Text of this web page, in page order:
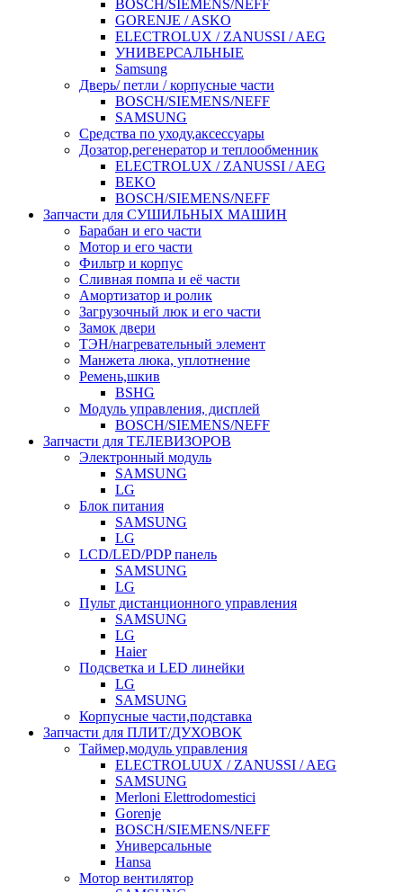
BOSCH/SIEMENS/NEFF
GORENJE / ASKO
ELECTROLUX / ZANUSSI / AEG
УНИВЕРСАЛЬНЫЕ
Samsung
Дверь/ петли / корпусные части
BOSCH/SIEMENS/NEFF
SAMSUNG
Средства по уходу,аксессуары
Дозатор,регенератор и теплообменник
ELECTROLUX / ZANUSSI / AEG
BEKO
BOSCH/SIEMENS/NEFF
Запчасти для СУШИЛЬНЫХ МАШИН
Барабан и его части
Мотор и его части
Фильтр и корпус
Сливная помпа и её части
Амортизатор и ролик
Загрузочный люк и его части
Замок двери
ТЭН/нагревательный элемент
Манжета люка, уплотнение
Ремень,шкив
BSHG
Модуль управления, дисплей
BOSCH/SIEMENS/NEFF
Запчасти для ТЕЛЕВИЗОРОВ
Электронный модуль
SAMSUNG
LG
Блок питания
SAMSUNG
LG
LCD/LED/PDP панель
SAMSUNG
LG
Пульт дистанционного управления
SAMSUNG
LG
Haier
Подсветка и LED линейки
LG
SAMSUNG
Корпусные части,подставка
Запчасти для ПЛИТ/ДУХОВОК
Таймер,модуль управления
ELECTROLUUX / ZANUSSI / AEG
SAMSUNG
Merloni Elettrodomestici
Gorenje
BOSCH/SIEMENS/NEFF
Универсальные
Hansa
Мотор вентилятор